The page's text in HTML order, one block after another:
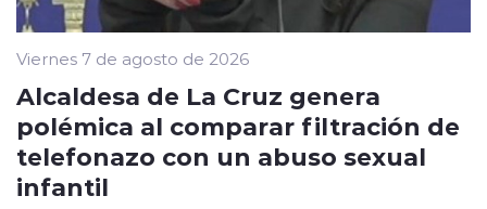
Viernes 7 de agosto de 2026
Alcaldesa de La Cruz genera
polémica al comparar filtración de
telefonazo con un abuso sexual
infantil